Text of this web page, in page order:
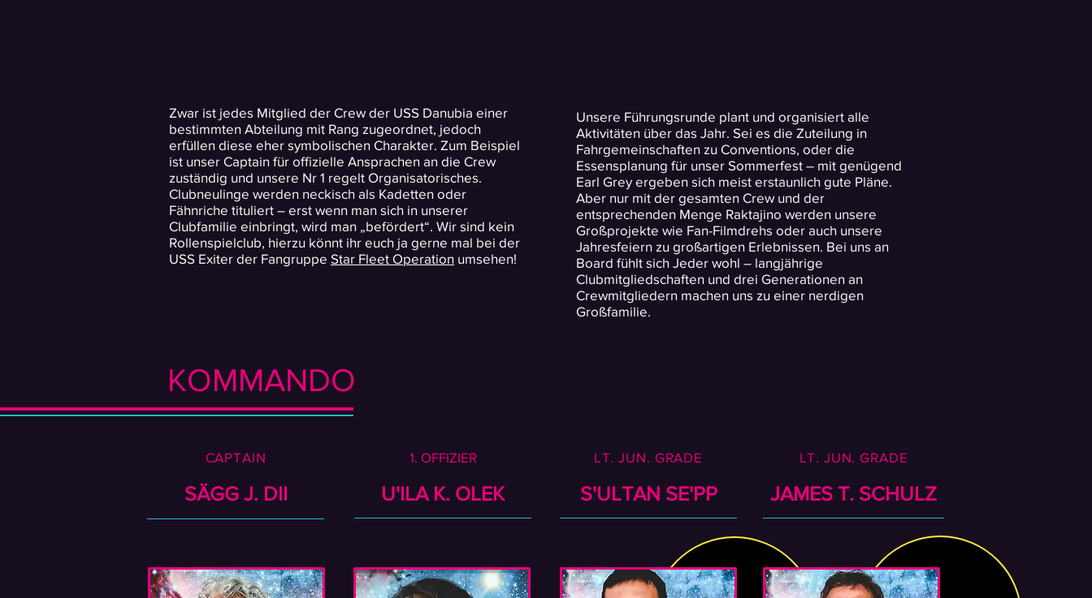
Zwar ist jedes Mitglied der Crew der USS Danubia einer
bestimmten Abteilung mit Rang zugeordnet, jedoch
erfüllen diese eher symbolischen Charakter. Zum Beispiel
ist unser Captain für offizielle Ansprachen an die Crew
zuständig und unsere Nr 1 regelt Organisatorisches.
Clubneulinge werden neckisch als Kadetten oder
Fähnriche tituliert – erst wenn man sich in unserer
Clubfamilie einbringt, wird man „befördert“. Wir sind kein
Rollenspielclub, hierzu könnt ihr euch ja gerne mal bei der
USS Exiter der Fangruppe Star Fleet Operation umsehen!
Unsere Führungsrunde plant und organisiert alle
Aktivitäten über das Jahr. Sei es die Zuteilung in
Fahrgemeinschaften zu Conventions, oder die
Essensplanung für unser Sommerfest – mit genügend
Earl Grey ergeben sich meist erstaunlich gute Pläne.
Aber nur mit der gesamten Crew und der
entsprechenden Menge Raktajino werden unsere
Großprojekte wie Fan-Filmdrehs oder auch unsere
Jahresfeiern zu großartigen Erlebnissen. Bei uns an
Board fühlt sich Jeder wohl – langjährige
Clubmitgliedschaften und drei Generationen an
Crewmitgliedern machen uns zu einer nerdigen
Großfamilie.
KOMMANDO
CAPTAIN
SÄGG J. DII
1. OFFIZIER
U'ILA K. OLEK
LT. JUN. GRADE
S'ULTAN SE'PP
LT. JUN. GRADE
JAMES T. SCHULZ